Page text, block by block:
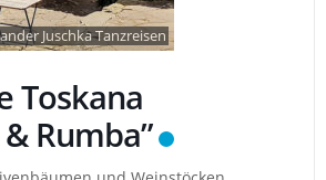
Juschka Tanzreisen
Toskana
Rumba”